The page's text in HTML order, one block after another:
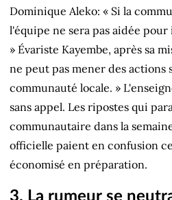
Dominique Aleko: « Si la
l'équipe ne sera pas aidée
» Évariste Kayembe, après sa
ne peut pas mener des actions
communauté locale. »
sans appel. Les ripostes qui
communautaire dans la
officielle paient en confusion
économisé en préparation.
3. La rumeur se